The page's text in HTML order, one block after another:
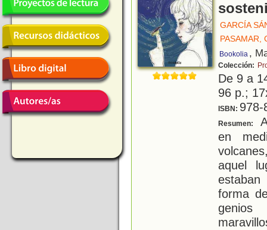
GARCÍA
PASAMAR,
Bookolia ,
Colección:
De 9 a
96 p.;
ISBN: 978-
Resumen:
en
aquel
forma